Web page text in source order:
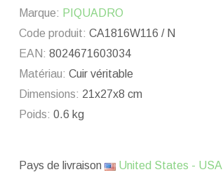
Marque: PIQUADRO
Code produit: CA1816W116 / N
EAN: 8024671603034
Matériau: Cuir véritable
Dimensions: 21x27x8 cm
Poids: 0.6 kg
Pays de livraison United States - USA